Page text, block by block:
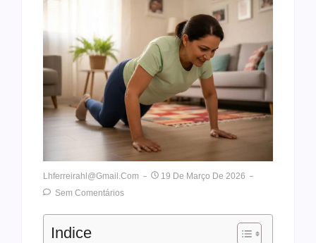
Lhferreirahl@gmail.com
19 De Março De 2026
Sem Comentários
Indice